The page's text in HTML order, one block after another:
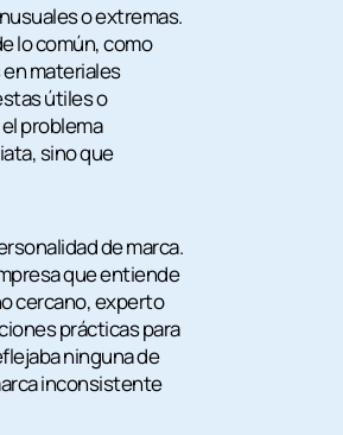
o extremas.
lo común, como
materiales
útiles o
problema
sino que
de marca.
que entiende
cercano, experto
prácticas para
ninguna de
inconsistente